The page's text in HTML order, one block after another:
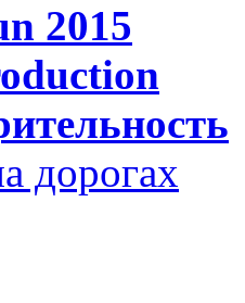
2015
дорогах